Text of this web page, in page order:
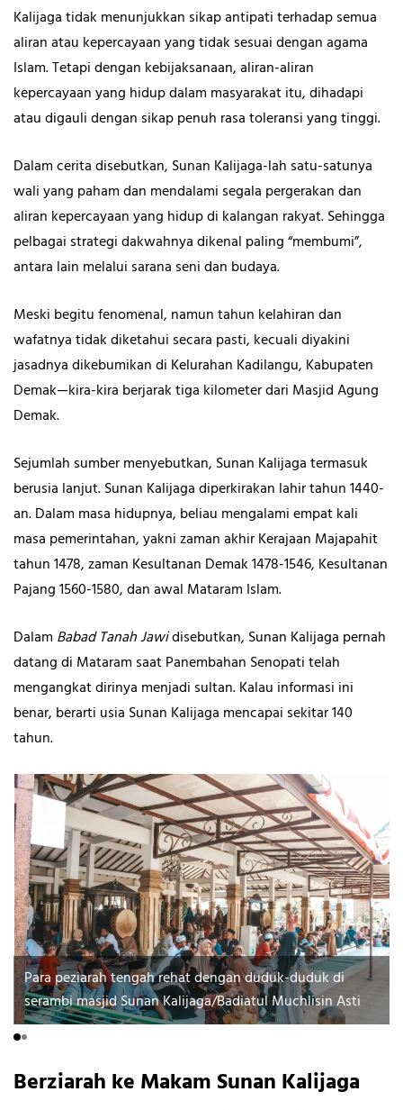
Kalijaga tidak menunjukkan sikap antipati terhadap semua
aliran atau kepercayaan yang tidak sesuai dengan agama
Islam. Tetapi dengan kebijaksanaan, aliran-aliran
kepercayaan yang hidup dalam masyarakat itu, dihadapi
atau digauli dengan sikap penuh rasa toleransi yang tinggi.
Dalam cerita disebutkan, Sunan Kalijaga-lah satu-satunya
wali yang paham dan mendalami segala pergerakan dan
aliran kepercayaan yang hidup di kalangan rakyat. Sehingga
pelbagai strategi dakwahnya dikenal paling “membumi”,
antara lain melalui sarana seni dan budaya.
Meski begitu fenomenal, namun tahun kelahiran dan
wafatnya tidak diketahui secara pasti, kecuali diyakini
jasadnya dikebumikan di Kelurahan Kadilangu, Kabupaten
Demak—kira-kira berjarak tiga kilometer dari Masjid Agung
Demak.
Sejumlah sumber menyebutkan, Sunan Kalijaga termasuk
berusia lanjut. Sunan Kalijaga diperkirakan lahir tahun 1440-
an. Dalam masa hidupnya, beliau mengalami empat kali
masa pemerintahan, yakni zaman akhir Kerajaan Majapahit
tahun 1478, zaman Kesultanan Demak 1478-1546, Kesultanan
Pajang 1560-1580, dan awal Mataram Islam.
Dalam Babad Tanah Jawidisebutkan, Sunan Kalijaga pernah
datang di Mataram saat Panembahan Senopati telah
mengangkat dirinya menjadi sultan. Kalau informasi ini
benar, berarti usia Sunan Kalijaga mencapai sekitar 140
tahun.
Para peziarah tengah rehat dengan duduk-duduk di
serambi masjid Sunan Kalijaga/Badiatul Muchlisin Asti
Berziarah ke Makam Sunan Kalijaga